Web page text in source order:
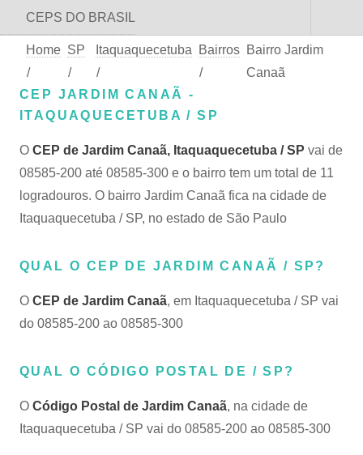
CEPS DO BRASIL
Home
/
SP
/
Itaquaquecetuba
/
Bairros
/
Bairro Jardim
Canaã
CEP JARDIM CANAÃ -
ITAQUAQUECETUBA / SP
O CEP de Jardim Canaã, Itaquaquecetuba / SP vai de
08585-200 até 08585-300 e o bairro tem um total de 11
logradouros. O bairro Jardim Canaã fica na cidade de
Itaquaquecetuba / SP, no estado de São Paulo
QUAL O CEP DE JARDIM CANAÃ / SP?
O CEP de Jardim Canaã, em Itaquaquecetuba / SP vai
do 08585-200 ao 08585-300
QUAL O CÓDIGO POSTAL DE / SP?
O Código Postal de Jardim Canaã, na cidade de
Itaquaquecetuba / SP vai do 08585-200 ao 08585-300